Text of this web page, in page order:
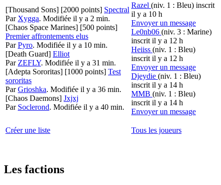
[Thousand Sons] [2000 points] Spectral
Par Xygga. Modifiée il y a 2 min.
[Chaos Space Marines] [500 points]
Premier affrontements elus
ParPyro. Modifiée il y a 10 min.
[Death Guard] Elliot
Par ZEFLY. Modifiée il y a 31 min.
[Adepta Sororitas] [1000 points] Test
sororitas
ParGrioshka. Modifiée il y a 36 min.
[Chaos Daemons] Jxjxj
Par Soclerond. Modifiée il y a 40 min.
Razel (niv. 1 : Bleu) inscrit
il y a 10 h
Envoyer un message
Le0nb06 (niv. 3 : Marine)
inscrit il y a 12 h
Heiiss (niv. 1 : Bleu)
inscrit il y a 12 h
Envoyer un message
Djeydie (niv. 1 : Bleu)
inscrit il y a 14 h
MMB (niv. 1 : Bleu)
inscrit il y a 14 h
Envoyer un message
Créer une liste Tous les joueurs
Les factions